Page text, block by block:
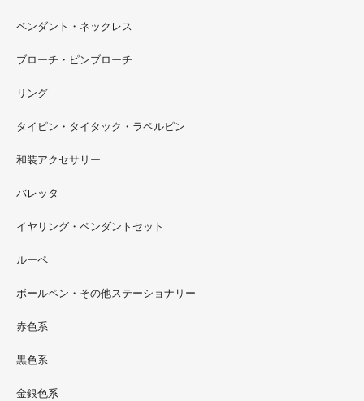
ただ今 東武百貨店船橋店に出展中です。9月20日まで4階
イベントスペースにいます。お近くの方はぜひお越しくだ
螺鈿ソフビでお世話になっているT-BASE銀座ギャラリー
シリーズ』紅里工房螺鈿装飾も展示されています。アクセ
サリーとはまた違った美しさがあると思うのでぜひご覧く
ペンダント・ネックレス
ブローチ・ピンブローチ
リング
タイピン・タイタック・ラペルピン
和装アクセサリー
バレッタ
イヤリング・ペンダントセット
ルーペ
ボールペン・その他ステーショナリー
赤色系
黒色系
金銀色系